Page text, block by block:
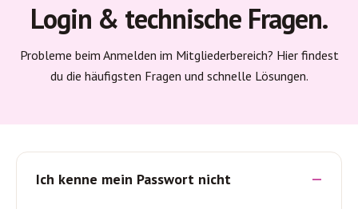
Sexualberatung
Online-
Wissenshub
Login & technische Fragen.
Probleme beim Anmelden im Mitgliederbereich? Hier findest
du die häufigsten Fragen und schnelle Lösungen.
Ich kenne mein Passwort nicht